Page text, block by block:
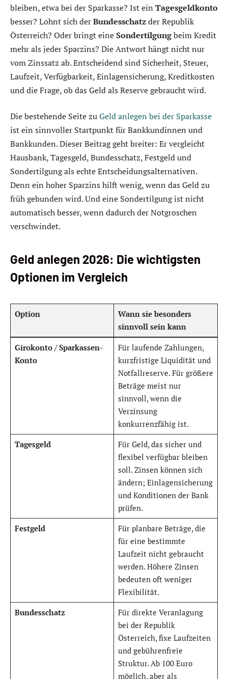
bleiben, etwa bei der Sparkasse? Ist ein Tagesgeldkonto
besser? Lohnt sich derBundesschatzder Republik
Österreich? Oder bringt eineSondertilgungbeim Kredit
mehr als jeder Sparzins? Die Antwort hängt nicht nur
vom Zinssatz ab. Entscheidend sind Sicherheit, Steuer,
Laufzeit, Verfügbarkeit, Einlagensicherung, Kreditkosten
und die Frage, ob das Geld als Reserve gebraucht wird.
Die bestehende Seite zuGeld anlegen bei der Sparkasse
ist ein sinnvoller Startpunkt für Bankkundinnen und
Bankkunden. Dieser Beitrag geht breiter: Er vergleicht
Hausbank, Tagesgeld, Bundesschatz, Festgeld und
Sondertilgung als echte Entscheidungsalternativen.
Denn ein hoher Sparzins hilft wenig, wenn das Geld zu
früh gebunden wird. Und eine Sondertilgung ist nicht
automatisch besser, wenn dadurch der Notgroschen
verschwindet.
Geld anlegen 2026: Die wichtigsten
Optionen im Vergleich
Option
Wann sie besonders
sinnvoll sein kann
Girokonto / Sparkassen-
Konto
Für laufende Zahlungen,
kurzfristige Liquidität und
Notfallreserve. Für größere
Beträge meist nur
sinnvoll, wenn die
Verzinsung
konkurrenzfähig ist.
Tagesgeld
Für Geld, das sicher und
flexibel verfügbar bleiben
soll. Zinsen können sich
ändern; Einlagensicherung
und Konditionen der Bank
prüfen.
Festgeld
Für planbare Beträge, die
für eine bestimmte
Laufzeit nicht gebraucht
werden. Höhere Zinsen
bedeuten oft weniger
Flexibilität.
Bundesschatz
Für direkte Veranlagung
bei der Republik
Österreich, fixe Laufzeiten
und gebührenfreie
Struktur. Ab 100 Euro
möglich, aber als